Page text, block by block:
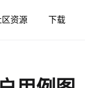
区资源 下载